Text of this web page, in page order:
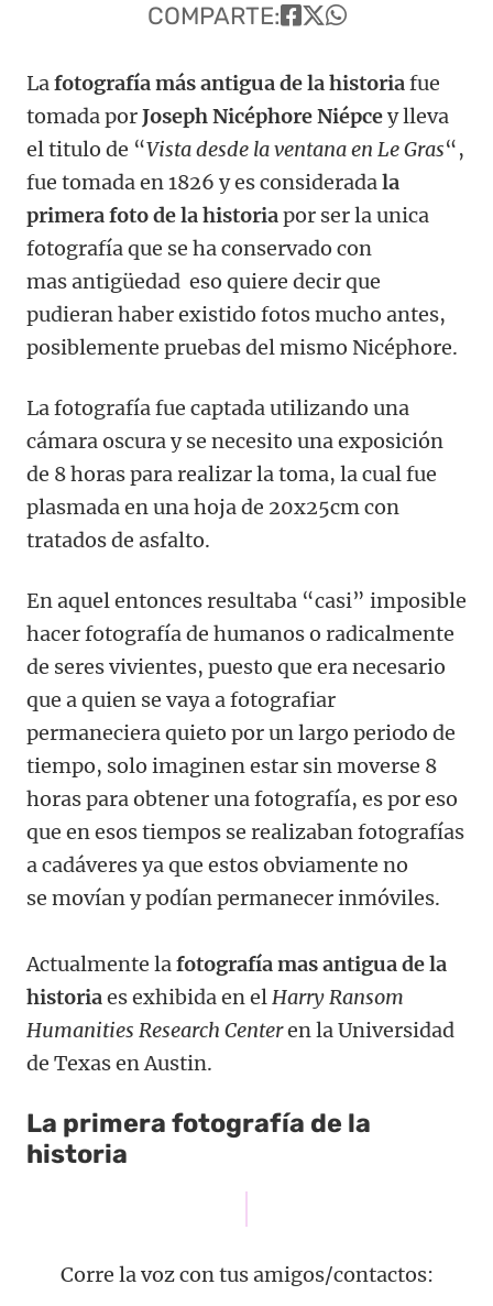
COMPARTE:
Lafotografía más antigua de la historiafue
tomada porJoseph Nicéphore Niépcey lleva
el titulo de “Vista desde la ventana en Le Gras“,
fue tomada en 1826 y es consideradala
primera foto de la historiapor ser la unica
fotografía que se ha conservado con
mas antigüedad eso quiere decir que
pudieran haber existido fotos mucho antes,
posiblemente pruebas del mismo Nicéphore.
La fotografía fue captada utilizando una
cámara oscura y se necesito una exposición
de 8 horas para realizar la toma, la cual fue
plasmada en una hoja de 20x25cm con
tratados de asfalto.
En aquel entonces resultaba “casi” imposible
hacer fotografía de humanos o radicalmente
de seres vivientes, puesto que era necesario
que a quien se vaya a fotografiar
permaneciera quieto por un largo periodo de
tiempo, solo imaginen estar sin moverse 8
horas para obtener una fotografía, es por eso
que en esos tiempos se realizaban fotografías
a cadáveres ya que estos obviamente no
se movían y podían permanecer inmóviles.
Actualmente lafotografía mas antigua de la
historiaes exhibida en elHarry Ransom
Humanities Research Centeren la Universidad
de Texas en Austin.
La primera fotografía de la
historia
Corre la voz con tus amigos/contactos: